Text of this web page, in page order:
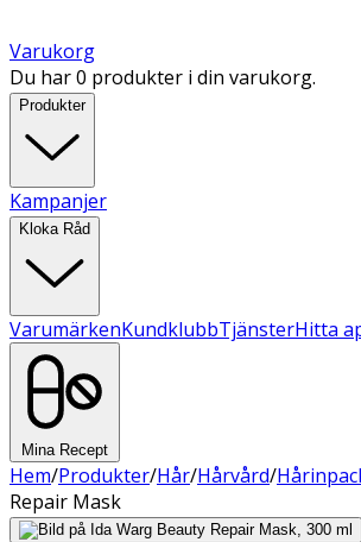
Varukorg
Du har 0 produkter i din varukorg.
Produkter
Kampanjer
Kloka Råd
VarumärkenKundklubbTjänsterHitta
Mina Recept
Hem/Produkter/Hår/Hårvård/
Repair Mask